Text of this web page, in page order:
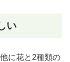
い
に花と2種類の